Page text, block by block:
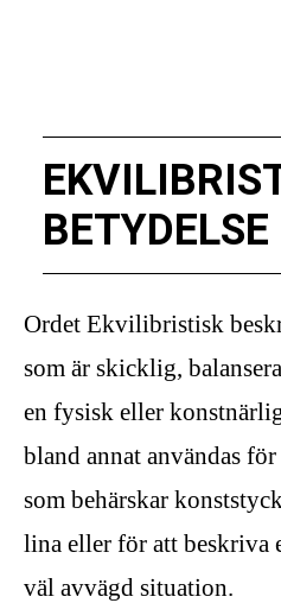
BETYDELSE
Ordet Ekvilibristisk
som är skicklig,
en fysisk eller
bland annat användas
som behärskar
lina eller för att beskriva
väl avvägd situation.